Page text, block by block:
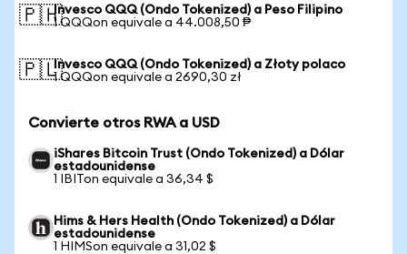
🇵🇭Invesco QQQ (Ondo Tokenized) a Peso Filipino
1 QQQon equivale a 44.008,50 ₱
🇵🇱Invesco QQQ (Ondo Tokenized) a Złoty polaco
1 QQQon equivale a 2690,30 zł
Convierte otros RWA a USD
iShares Bitcoin Trust (Ondo Tokenized) a Dólar
estadounidense
1 IBITon equivale a 36,34 $
Hims & Hers Health (Ondo Tokenized) a Dólar
estadounidense
1 HIMSon equivale a 31,02 $